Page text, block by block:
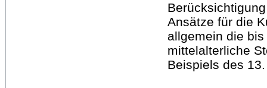
Ansätze für die
allgemein die
mittelalterliche
Beispiels des